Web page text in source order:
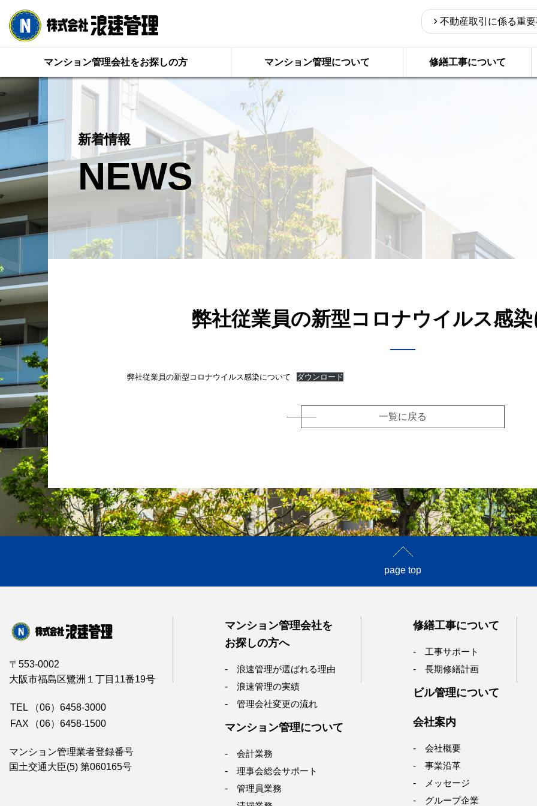
不動産取引に係る重
マンション管理会社をお探しの方 マンション管理について 修繕工事について
新着情報
NEWS
弊社従業員の新型コロナウイルス感
弊社従業員の新型コロナウイルス感染について ダウンロード
一覧に戻る
page top
〒553-0002
大阪市福島区鷺洲１丁目11番19号
TEL
（06）6458-3000
FAX
（06）6458-1500
マンション管理業者登録番号
国土交通大臣(5) 第060165号
マンション管理会社を
お探しの方へ
浪速管理が選ばれる理由
浪速管理の実績
管理会社変更の流れ
マンション管理について
会計業務
理事会総会サポート
管理員業務
修繕工事について
工事サポート
長期修繕計画
ビル管理について
会社案内
会社概要
事業沿革
メッセージ
グループ企業